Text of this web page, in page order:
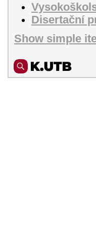
Disertační
Show simple